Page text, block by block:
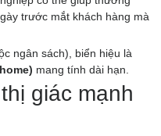
trước mắt khách hàng mà
ngân sách), biển hiệu là
mang tính dài hạn.
giác mạnh